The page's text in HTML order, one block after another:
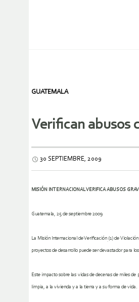
GUATEMALA
Verifican abusos
30 SEPTIEMBRE, 2009
MISIÓN INTERNACIONAL VERIFICA ABUSOS
Guatemala, 25 de septiembre 2009
La Misión Internacional de Verificación (1)de
proyectos de desarrollo puede ser devastador para
Este impacto sobre las vidas de decenas de miles
limpia, a la vivienda y a la tierra y a su forma de vida.